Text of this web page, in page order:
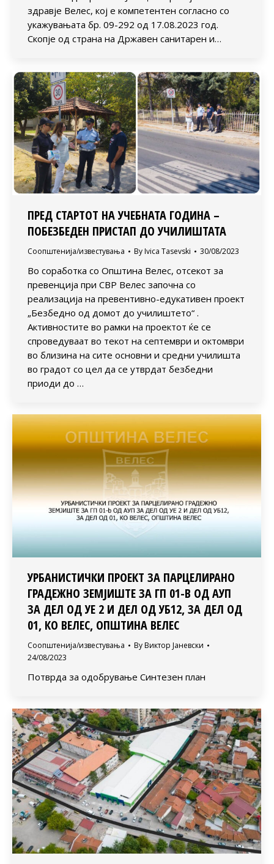
здравје Велес, кој е компетентен согласно со
укажувањата бр. 09-292 од 17.08.2023 год.
Скопје од страна на Државен санитарен и…
ПРЕД СТАРТОТ НА УЧЕБНАТА ГОДИНА –
ПОБЕЗБЕДЕН ПРИСТАП ДО УЧИЛИШТАТА
Соопштенија/известувања By Ivica Tasevski 30/08/2023
Во соработка со Општина Велес, отсекот за
превенција при СВР Велес започна со
реализација на превентивно-едукативен проект
„Безбедно од домот до училиштето“ .
Активностите во рамки на проектот ќе се
спроведуваат во текот на септември и октомври
во близина на сите основни и средни училишта
во градот со цел да се утврдат безбедни
приоди до …
УРБАНИСТИЧКИ ПРОЕКТ ЗА ПАРЦЕЛИРАНО
ГРАДЕЖНО ЗЕМЈИШТЕ ЗА ГП 01-B ОД АУП
ЗА ДЕЛ ОД УЕ 2 И ДЕЛ ОД УБ12, ЗА ДЕЛ ОД
01, КО ВЕЛЕС, ОПШТИНА ВЕЛЕС
Соопштенија/известувања By Виктор Јаневски
24/08/2023
Потврда за одобрување Синтезен план